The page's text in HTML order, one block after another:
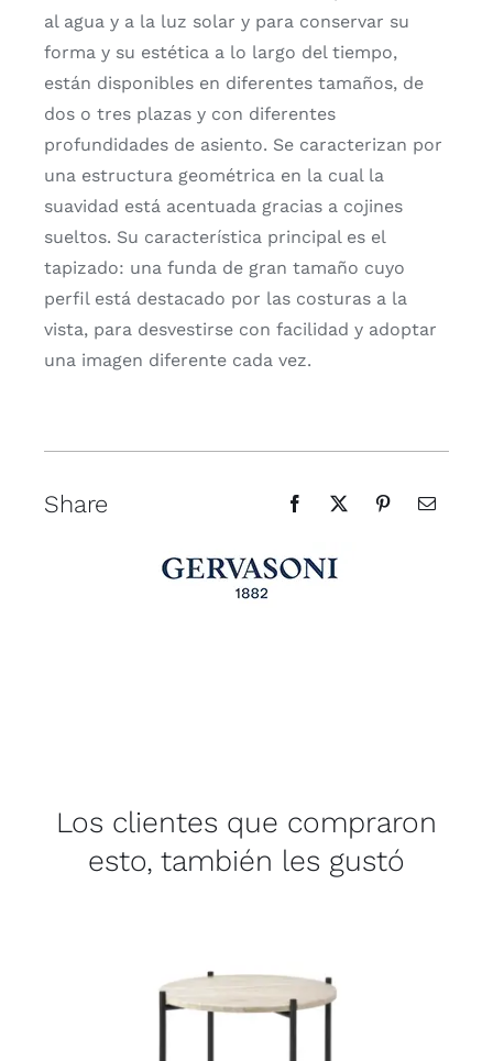
al agua y a la luz solar y para conservar su
forma y su estética a lo largo del tiempo,
están disponibles en diferentes tamaños, de
dos o tres plazas y con diferentes
profundidades de asiento. Se caracterizan por
una estructura geométrica en la cual la
suavidad está acentuada gracias a cojines
sueltos. Su característica principal es el
tapizado: una funda de gran tamaño cuyo
perfil está destacado por las costuras a la
vista, para desvestirse con facilidad y adoptar
una imagen diferente cada vez.
Share
Los clientes que compraron
esto, también les gustó